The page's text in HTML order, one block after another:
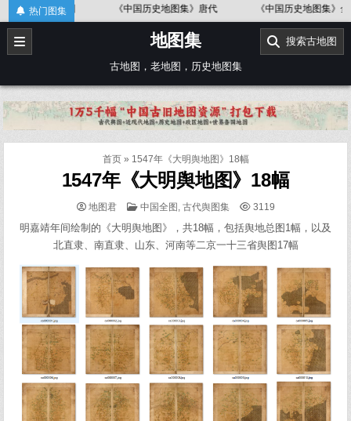
Skip
to
content
热门图集
形图 《中国历史地图集》唐代 《中国历史地图集》金、南宋
地图集
古地图，老地图，历史地图集
搜索古地图
首页» 1547年《大明舆地图》18幅
1547年《大明舆地图》18幅
地图君
POSTED
中国全图 , 古代舆图集 3119
明嘉靖年间绘制的《大明舆地图》，共18幅，包括舆地总图1幅，以及
北直隶、南直隶、山东、河南等二京一十三省舆图17幅